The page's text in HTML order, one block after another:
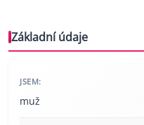
Základní údaje
JSEM:
muž